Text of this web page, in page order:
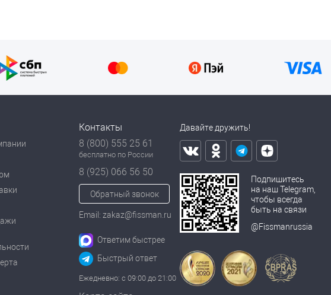
Контакты
8 (800) 555 25 61
бесплатно по России
8 (925) 066 56 50
Обратный звонок
Email: zakaz@fissman.ru
Ответим быстрее
Быстрый ответ
Ежедневно: с 09:00 до 21:00
Давайте дружить!
Подпишитесь
на наш Telegram,
чтобы всегда
быть на связи
@Fissmanrussia